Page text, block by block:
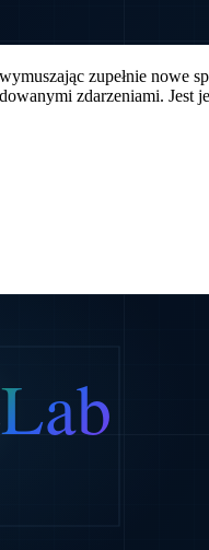
zupełnie
zdarzeniami.